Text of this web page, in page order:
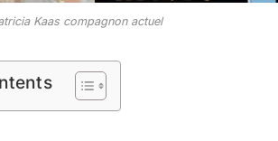
Kaas compagnon actuel